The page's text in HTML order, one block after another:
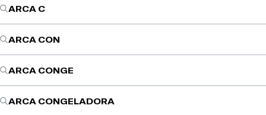
ARCA C
ARCA CON
ARCA CONGE
ARCA CONGELADORA